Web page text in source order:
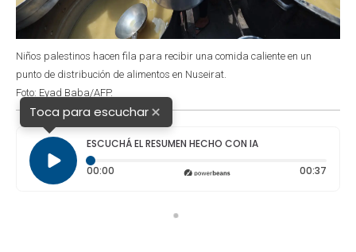
Niños palestinos hacen fila para recibir una comida caliente en un
punto de distribución de alimentos en Nuseirat.
Foto: Eyad Baba/AFP.
Toca para escuchar×
ESCUCHÁ EL RESUMEN HECHO CON IA
00:00 Tiempo transcurrido: 0 segundos 00:37